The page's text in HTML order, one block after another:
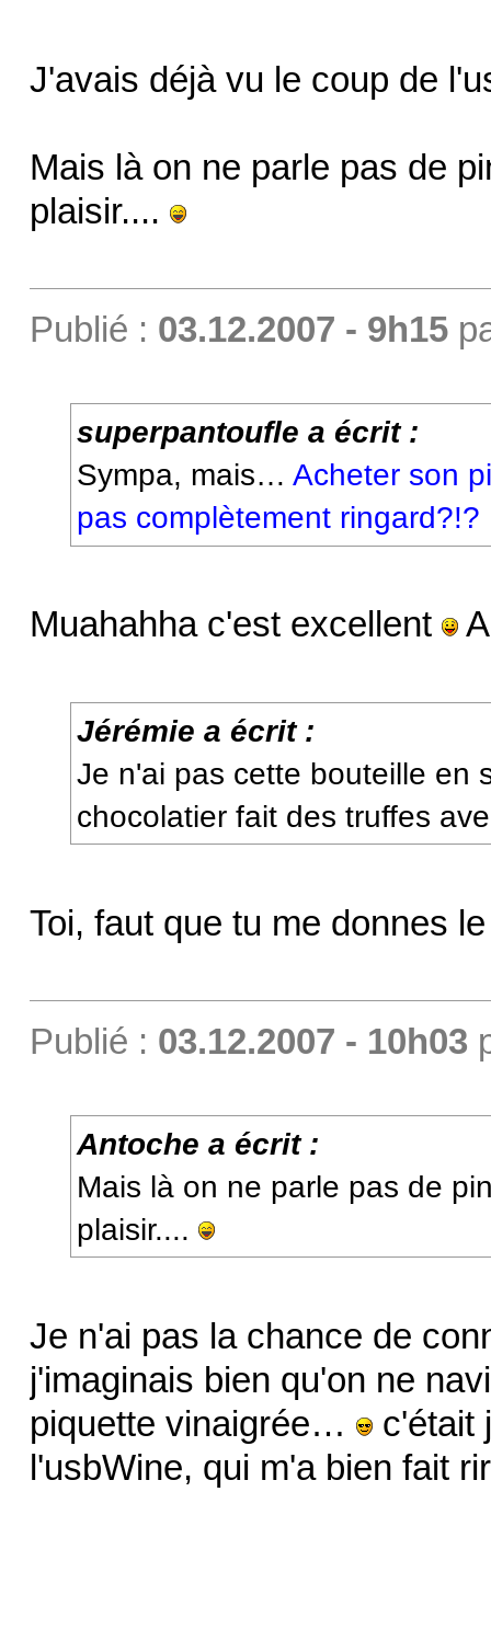
J'avais déjà vu le coup de
Mais là on ne parle pas de
plaisir....
Publié : 03.12.2007 - 9h15
superpantoufle a écrit :
Sympa, mais…Acheter son
pas complètement ringard?!?
Muahahha c'est excellent A
Jérémie a écrit :
Je n'ai pas cette bouteille en
chocolatier fait des truffes
Toi, faut que tu me donnes
Publié : 03.12.2007 - 10h03
Antoche a écrit :
Mais là on ne parle pas de
plaisir....
Je n'ai pas la chance de
j'imaginais bien qu'on ne
piquette vinaigrée…
c'était
l'usbWine, qui m'a bien fait